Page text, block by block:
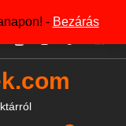
- Bezárás